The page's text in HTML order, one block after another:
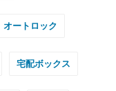
オートロック
宅配ボックス